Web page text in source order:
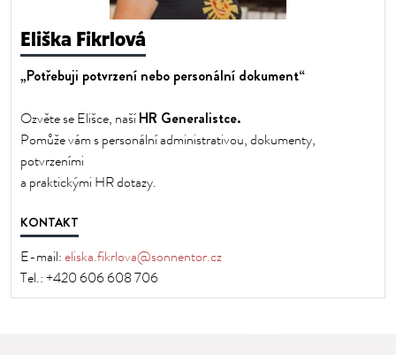
Eliška Fikrlová
„Potřebuji potvrzení nebo personální dokument“
Ozvěte se Elišce, našíHR Generalistce.
Pomůže vám s personální administrativou, dokumenty,
potvrzeními
a praktickými HR dotazy.
KONTAKT
E-mail:eliska.fikrlova@sonnentor.cz
Tel.:+420 606 608 706